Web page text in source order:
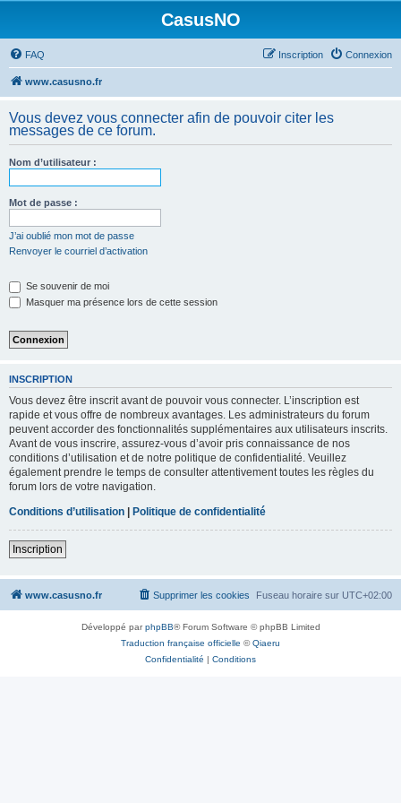
CasusNO
FAQ Connexion
Inscription
www.casusno.fr
Vous devez vous connecter afin de pouvoir citer les
messages de ce forum.
Nom d’utilisateur :
Mot de passe :
J’ai oublié mon mot de passe
Renvoyer le courriel d’activation
Se souvenir de moi
Masquer ma présence lors de cette session
INSCRIPTION
Vous devez être inscrit avant de pouvoir vous connecter. L’inscription est
rapide et vous offre de nombreux avantages. Les administrateurs du forum
peuvent accorder des fonctionnalités supplémentaires aux utilisateurs inscrits.
Avant de vous inscrire, assurez-vous d’avoir pris connaissance de nos
conditions d’utilisation et de notre politique de confidentialité. Veuillez
également prendre le temps de consulter attentivement toutes les règles du
forum lors de votre navigation.
Conditions d’utilisation | Politique de confidentialité
Inscription
www.casusno.fr Fuseau horaire sur UTC+02:00
Supprimer les cookies
Développé parphpBB® Forum Software © phpBB Limited
Traduction française officielle ©Qiaeru
Confidentialité | Conditions